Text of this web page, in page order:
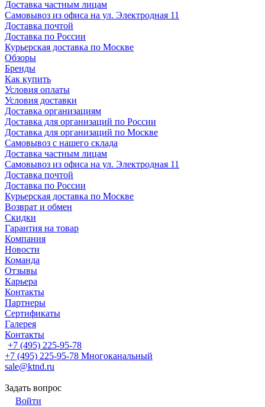
Доставка частным лицам
Самовывоз из офиса на ул. Электродная 11
Доставка почтой
Доставка по России
Курьерская доставка по Москве
Обзоры
Бренды
Как купить
Условия оплаты
Условия доставки
Доставка организациям
Доставка для организаций по России
Доставка для организаций по Москве
Самовывоз с нашего склада
Доставка частным лицам
Самовывоз из офиса на ул. Электродная 11
Доставка почтой
Доставка по России
Курьерская доставка по Москве
Возврат и обмен
Скидки
Гарантия на товар
Компания
Новости
Команда
Отзывы
Карьера
Контакты
Партнеры
Сертификаты
Галерея
Контакты
+7 (495) 225-95-78
+7 (495) 225-95-78 Многоканальный
sale@ktnd.ru
Задать вопрос
Войти